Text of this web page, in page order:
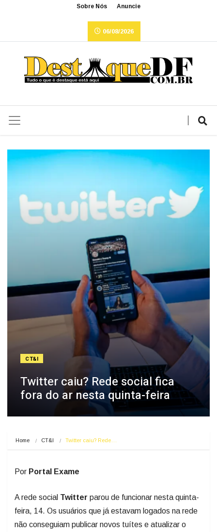
Sobre Nós Anuncie
06/08/2026
CT&I
Twitter caiu? Rede social fica
fora do ar nesta quinta-feira
Home CT&I Twitter caiu? Rede…
Por Portal Exame
A rede social Twitter parou de funcionar nesta quinta-
feira, 14. Os usuários que já estavam logados na rede
não conseguiam publicar novos tuítes e atualizar o